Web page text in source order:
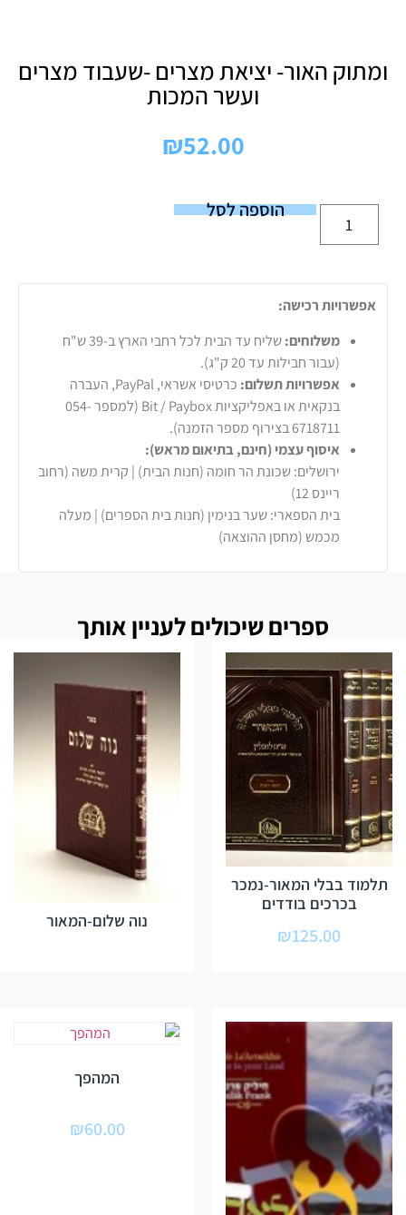
ומתוק האור- יציאת מצרים -שעבוד מצרים
ועשר המכות
₪52.00
הוספה לסל
אפשרויות רכישה:
משלוחים:
שליח עד הבית לכל רחבי הארץ ב-39 ש"ח
(עבור חבילות עד 20 ק"ג).
אפשרויות תשלום:
כרטיסי אשראי, PayPal, העברה
בנקאית או באפליקציות Bit / Paybox (למספר 054-
6718711 בצירוף מספר הזמנה).
איסוף עצמי (חינם, בתיאום מראש):
ירושלים: שכונת הר חומה (חנות הבית) | קרית משה (רחוב
ריינס 12)
בית הספארי: שער בנימין (חנות בית הספרים) | מעלה
מכמש (מחסן ההוצאה)
ספרים שיכולים לעניין אותך
תלמוד בבלי המאור-נמכר
בכרכים בודדים
₪125.00
נוה שלום-המאור
המהפך
₪60.00